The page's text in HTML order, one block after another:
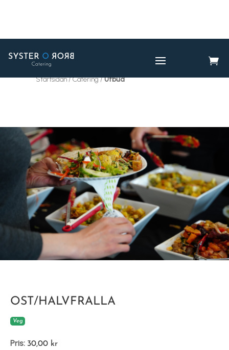

CATERING UTBUD
Startsidan / Catering /Utbud
OST/HALVFRALLA
Veg
Pris: 30,00 kr